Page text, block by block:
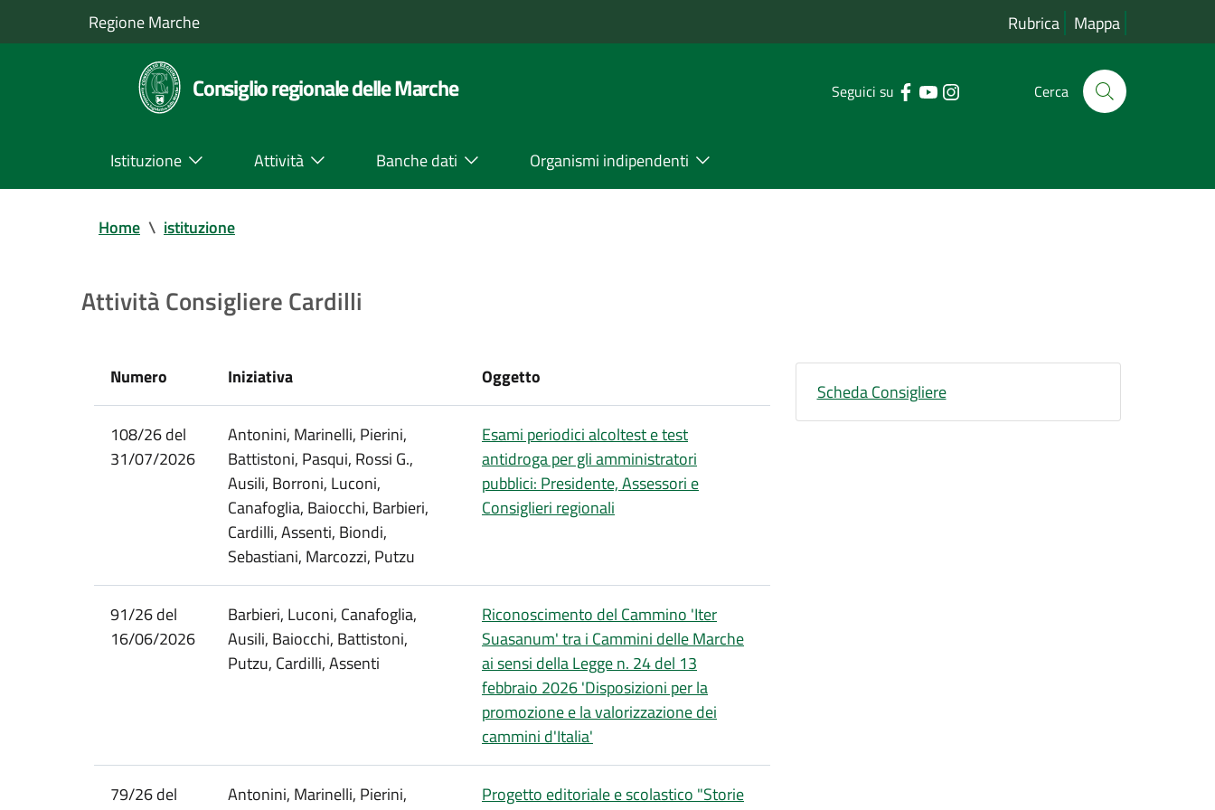
Regione Marche Rubrica Mappa
Consiglio regionale delle Marche Seguici su Cerca
Istituzione Attività Banche dati Organismi indipendenti
Home \ istituzione
Attività Consigliere Cardilli
Numero Iniziativa Oggetto
108/26 del
31/07/2026
Antonini, Marinelli, Pierini,
Battistoni, Pasqui, Rossi G.,
Ausili, Borroni, Luconi,
Canafoglia, Baiocchi, Barbieri,
Cardilli, Assenti, Biondi,
Sebastiani, Marcozzi, Putzu
Esami periodici alcoltest e test
antidroga per gli amministratori
pubblici: Presidente, Assessori e
Consiglieri regionali
91/26 del
16/06/2026
Barbieri, Luconi, Canafoglia,
Ausili, Baiocchi, Battistoni,
Putzu, Cardilli, Assenti
Riconoscimento del Cammino 'Iter
Suasanum' tra i Cammini delle Marche
ai sensi della Legge n. 24 del 13
febbraio 2026 'Disposizioni per la
promozione e la valorizzazione dei
cammini d'Italia'
79/26 del
Antonini, Marinelli, Pierini,
Progetto editoriale e scolastico "Storie
Scheda Consigliere